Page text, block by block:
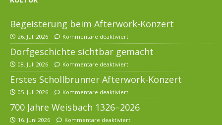
Begeisterung beim Afterwork-Konzert
26. Juli 2026 Kommentare deaktiviert
Dorfgeschichte sichtbar gemacht
08. Juli 2026 Kommentare deaktiviert
Erstes Schollbrunner Afterwork-Konzert
05. Juli 2026 Kommentare deaktiviert
700 Jahre Weisbach 1326–2026
16. Juni 2026 Kommentare deaktiviert